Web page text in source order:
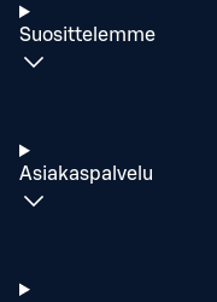
Suosittelemme
Asiakaspalvelu